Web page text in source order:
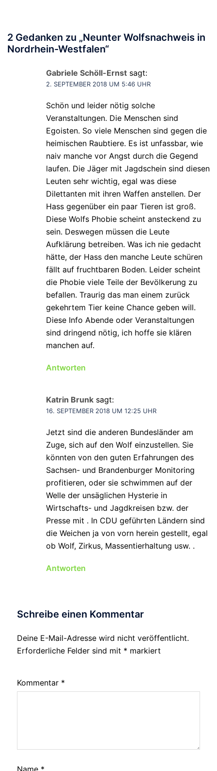
2 Gedanken zu „Neunter Wolfsnachweis in
Nordrhein-Westfalen“
Gabriele Schöll-Ernst sagt:
2. SEPTEMBER 2018 UM 5:46 UHR
Schön und leider nötig solche
Veranstaltungen. Die Menschen sind
Egoisten. So viele Menschen sind gegen die
heimischen Raubtiere. Es ist unfassbar, wie
naiv manche vor Angst durch die Gegend
laufen. Die Jäger mit Jagdschein sind diesen
Leuten sehr wichtig, egal was diese
Dilettanten mit ihren Waffen anstellen. Der
Hass gegenüber ein paar Tieren ist groß.
Diese Wolfs Phobie scheint ansteckend zu
sein. Deswegen müssen die Leute
Aufklärung betreiben. Was ich nie gedacht
hätte, der Hass den manche Leute schüren
fällt auf fruchtbaren Boden. Leider scheint
die Phobie viele Teile der Bevölkerung zu
befallen. Traurig das man einem zurück
gekehrtem Tier keine Chance geben will.
Diese Info Abende oder Veranstaltungen
sind dringend nötig, ich hoffe sie klären
manchen auf.
Antworten
Katrin Brunk sagt:
16. SEPTEMBER 2018 UM 12:25 UHR
Jetzt sind die anderen Bundesländer am
Zuge, sich auf den Wolf einzustellen. Sie
könnten von den guten Erfahrungen des
Sachsen- und Brandenburger Monitoring
profitieren, oder sie schwimmen auf der
Welle der unsäglichen Hysterie in
Wirtschafts- und Jagdkreisen bzw. der
Presse mit . In CDU geführten Ländern sind
die Weichen ja von vorn herein gestellt, egal
ob Wolf, Zirkus, Massentierhaltung usw. .
Antworten
Schreibe einen Kommentar
Deine E-Mail-Adresse wird nicht veröffentlicht.
Erforderliche Felder sind mit * markiert
Kommentar *